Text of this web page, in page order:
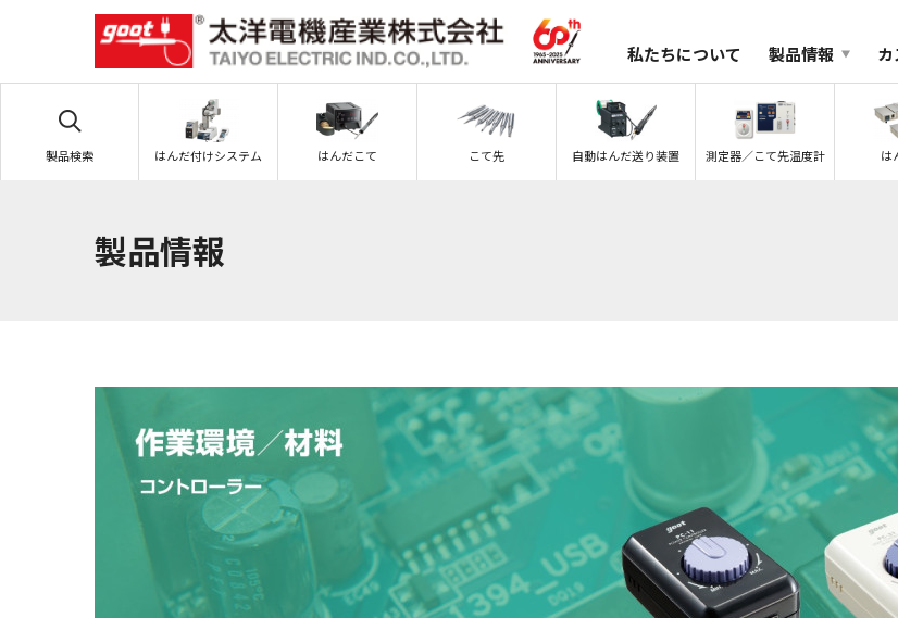
私たちについて 製品情報
製品検索 はんだ付けシステム はんだこて こて先 自動はんだ送り装置 測定器／こて先温度計 は
製品情報